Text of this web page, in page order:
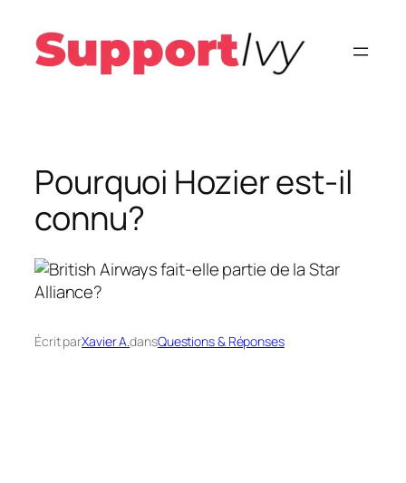
contenu
Pourquoi Hozier est-il
connu?
Écrit parXavier A.dansQuestions & Réponses